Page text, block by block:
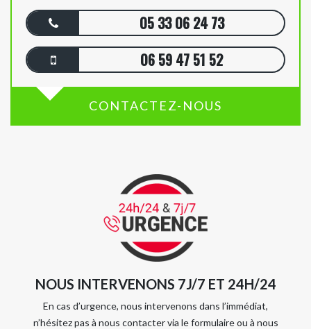
05 33 06 24 73
06 59 47 51 52
CONTACTEZ-NOUS
NOUS INTERVENONS 7J/7 ET 24H/24
En cas d’urgence, nous intervenons dans l’immédiat,
n’hésitez pas à nous contacter via le formulaire ou à nous